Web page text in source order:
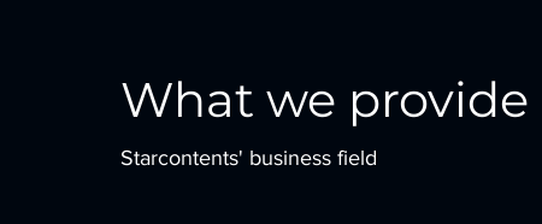
What we provide
Starcontents' business field